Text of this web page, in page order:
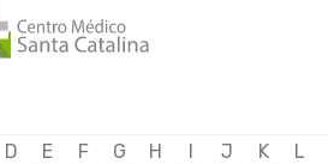
D E F G H I J K
L